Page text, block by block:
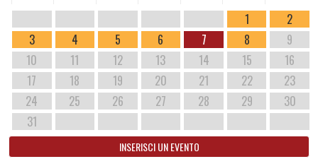
1
2
3
4 5 6 7 8
9
10
11 12 13 14 15
16
17
18 19 20 21 22
23
24
25 26 27 28 29
30
31
INSERISCI UN EVENTO